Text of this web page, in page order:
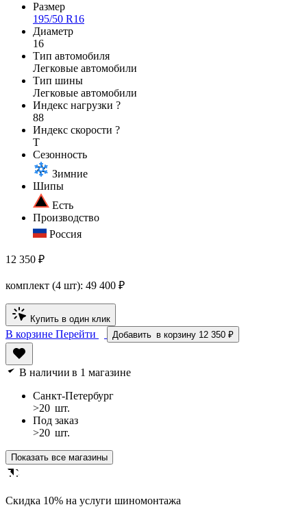
Размер
195/50 R16
Диаметр
16
Тип автомобиля
Легковые автомобили
Тип шины
Легковые автомобили
Индекс нагрузки ?
88
Индекс скорости ?
T
Сезонность
Зимние
Шипы
Есть
Производство
Россия
12 350 ₽
комплект (4 шт): 49 400 ₽
Купить в один клик
В корзине Перейти Добавить в корзину 12 350 ₽
В наличии в 1 магазине
Санкт-Петербург
>20 шт.
Под заказ
>20 шт.
Показать все магазины
Cкидка 10% на услуги шиномонтажа